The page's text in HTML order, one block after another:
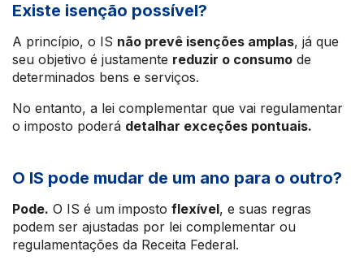
Existe isenção possível?
A princípio, o IS não prevê isenções amplas, já que
seu objetivo é justamente reduzir o consumo de
determinados bens e serviços.
No entanto, a lei complementar que vai regulamentar
o imposto poderá detalhar exceções pontuais.
O IS pode mudar de um ano para o outro?
Pode. O IS é um imposto flexível, e suas regras
podem ser ajustadas por lei complementar ou
regulamentações da Receita Federal.